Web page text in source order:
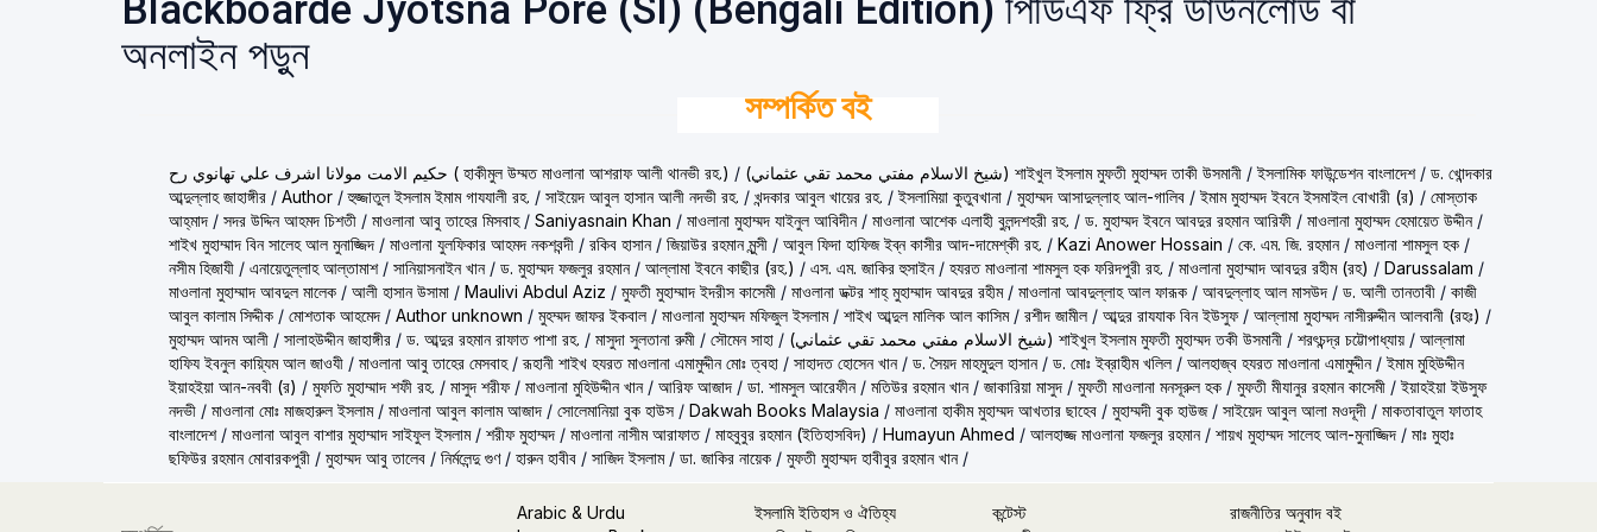
Blackboarde Jyotsna Pore (SI) (Bengali Edition) পিডিএফ ফ্রি ডাউনলোড বা
অনলাইন পড়ুন
সম্পর্কিত বই
حكيم الامت مولانا اشرف علي تهانوي رح ( হাকীমুল উম্মত মাওলানা আশরাফ আলী থানভী রহ.) / (شيخ الاسلام مفتي محمد تقي عثماني) শাইখুল ইসলাম মুফতী মুহাম্মদ তাকী উসমানী /ইসলামিক ফাউন্ডেশন বাংলাদেশ/ ড. খোন্দকার
আব্দুল্লাহ জাহাঙ্গীর / Author /হুজ্জাতুল ইসলাম ইমাম গাযযালী রহ. / সাইয়েদ আবুল হাসান আলী নদভী রহ. / খন্দকার আবুল খায়ের রহ. /ইসলামিয়া কুতুবখানা / মুহাম্মদ আসাদুল্লাহ আল-গালিব /ইমাম মুহাম্মদ ইবনে ইসমাইল বোখারী (র) / মোস্তাক
আহ্‌মাদ / সদর উদ্দিন আহমদ চিশতী / মাওলানা আবু তাহের মিসবাহ/ Saniyasnain Khan / মাওলানা মুহাম্মদ যাইনুল আবিদীন/ মাওলানা আশেক এলাহী বুলন্দশহরী রহ. / ড. মুহাম্মদ ইবনে আবদুর রহমান আরিফী / মাওলানা মুহাম্মদ হেমায়েত উদ্দীন/
শাইখ মুহাম্মাদ বিন সালেহ আল মুনাজ্জিদ / মাওলানা যুলফিকার আহমদ নকশবন্দী / রকিব হাসান/ জিয়াউর রহমান মুন্সী / আবুল ফিদা হাফিজ ইব্‌ন কাসীর আদ-দামেশ্‌কী রহ. / Kazi Anower Hossain / কে. এম. জি. রহমান/ মাওলানা শামসুল হক /
নসীম হিজাযী / এনায়েতুল্লাহ আল্‌তামাশ/ সানিয়াসনাইন খান/ ড. মুহাম্মদ ফজলুর রহমান/ আল্লামা ইবনে কাছীর (রহ.) / এস. এম. জাকির হুসাইন/ হযরত মাওলানা শামসুল হক ফরিদপুরী রহ. / মাওলানা মুহাম্মাদ আবদুর রহীম (রহ) / Darussalam /
মাওলানা মুহাম্মাদ আবদুল মালেক / আলী হাসান উসামা / Maulivi Abdul Aziz / মুফতী মুহাম্মাদ ইদরীস কাসেমী / মাওলানা ডক্টর শাহ্‌ মুহাম্মাদ আবদুর রহীম/ মাওলানা আবদুল্লাহ আল ফারূক / আবদুল্লাহ আল মাসউদ / ড. আলী তানতাবী / কাজী
আবুল কালাম সিদ্দীক / মোশতাক আহমেদ / Author unknown / মুহম্মদ জাফর ইকবাল / মাওলানা মুহাম্মদ মফিজুল ইসলাম/ শাইখ আব্দুল মালিক আল কাসিম/ রশীদ জামীল / আব্দুর রাযযাক বিন ইউসুফ/ আল্লামা মুহাম্মদ নাসীরুদ্দীন আলবানী (রহঃ) /
মুহাম্মদ আদম আলী / সালাহউদ্দীন জাহাঙ্গীর / ড. আব্দুর রহমান রাফাত পাশা রহ. / মাসুদা সুলতানা রুমী / সৌমেন সাহা / (شيخ الاسلام مفتي محمد تقي عثماني) শাইখুল ইসলাম মুফতী মুহাম্মদ তকী উসমানী / শরৎচন্দ্র চট্টোপাধ্যায় / আল্লামা
হাফিয ইবনুল কায়্যিম আল জাওযী / মাওলানা আবু তাহের মেসবাহ/রূহানী শাইখ হযরত মাওলানা এমামুদ্দীন মোঃ ত্বহা / সাহাদত হোসেন খান/ ড. সৈয়দ মাহমুদুল হাসান/ ড. মোঃ ইব্রাহীম খলিল / আলহাজ্ব হযরত মাওলানা এমামুদ্দীন/ইমাম মুহিউদ্দীন
ইয়াহইয়া আন-নববী (র) / মুফতি মুহাম্মাদ শফী রহ. / মাসুদ শরীফ/ মাওলানা মুহিউদ্দীন খান/ আরিফ আজাদ / ডা. শামসুল আরেফীন/ মতিউর রহমান খান/ জাকারিয়া মাসুদ / মুফতী মাওলানা মনসূরুল হক / মুফতী মীযানুর রহমান কাসেমী /ইয়াহইয়া ইউসুফ
নদভী / মাওলানা মোঃ মাজহারুল ইসলাম/ মাওলানা আবুল কালাম আজাদ / সোলেমানিয়া বুক হাউস / Dakwah Books Malaysia / মাওলানা হাকীম মুহাম্মদ আখতার ছাহেব / মুহাম্মদী বুক হাউজ/ সাইয়েদ আবুল আলা মওদূদী / মাকতাবাতুল ফাতাহ
বাংলাদেশ/ মাওলানা আবুল বাশার মুহাম্মাদ সাইফুল ইসলাম/ শরীফ মুহাম্মদ / মাওলানা নাসীম আরাফাত/ মাহবুবুর রহমান (ইতিহাসবিদ) / Humayun Ahmed / আলহাজ্জ মাওলানা ফজলুর রহমান/ শায়খ মুহাম্মদ সালেহ আল-মুনাজ্জিদ / মাঃ মুহাঃ
ছফিউর রহমান মোবারকপুরী / মুহাম্মদ আবু তালেব / নির্মলেন্দু গুণ/ হারুন হাবীব / সাজিদ ইসলাম/ ডা. জাকির নায়েক / মুফতী মুহাম্মদ হাবীবুর রহমান খান/
Arabic & Urdu
ইসলামি ইতিহাস ও ঐতিহ্য
কন্টেস্ট
রাজনীতির অনুবাদ বই